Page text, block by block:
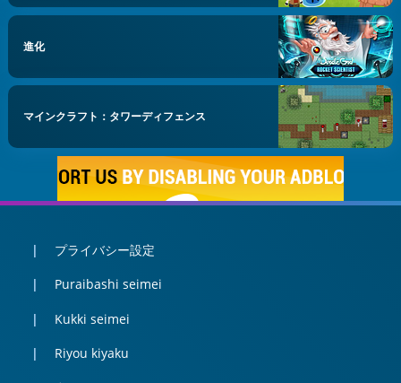
進化
マインクラフト：タワーディフェンス
プライバシー設定
Puraibashi seimei
Kukki seimei
Riyou kiyaku